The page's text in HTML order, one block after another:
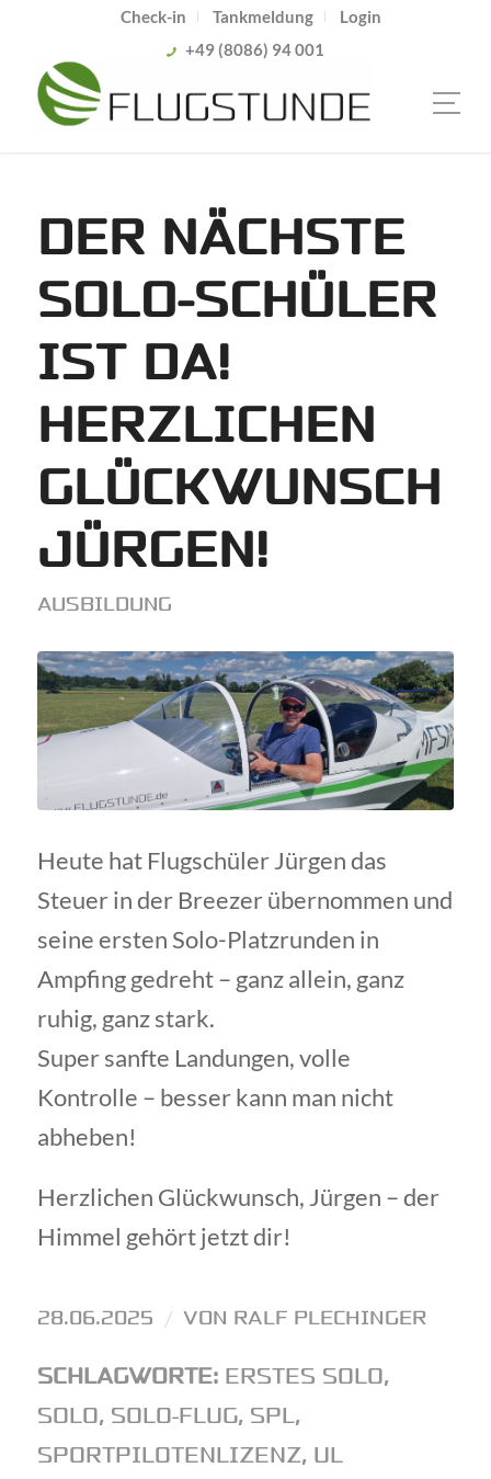
Check-in Tankmeldung
Login
+49 (8086) 94 001
DER NÄCHSTE
SOLO-SCHÜLER
IST DA!
HERZLICHEN
GLÜCKWUNSCH
JÜRGEN!
AUSBILDUNG
Heute hat Flugschüler Jürgen das
Steuer in der Breezer übernommen und
seine ersten Solo-Platzrunden in
Ampfing gedreht – ganz allein, ganz
ruhig, ganz stark.
Super sanfte Landungen, volle
Kontrolle – besser kann man nicht
abheben!
Herzlichen Glückwunsch, Jürgen – der
Himmel gehört jetzt dir!
28.06.2025 / VON RALF PLECHINGER
SCHLAGWORTE: ERSTES SOLO,
SOLO, SOLO-FLUG, SPL,
SPORTPILOTENLIZENZ, UL